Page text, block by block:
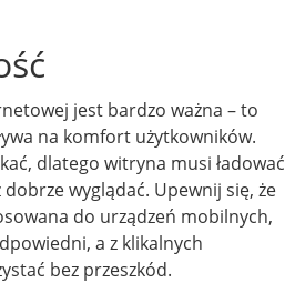
jest bardzo ważna – to
na komfort użytkowników.
dlatego witryna musi ładować
wyglądać. Upewnij się, że
do urządzeń mobilnych,
a z klikalnych
bez przeszkód.